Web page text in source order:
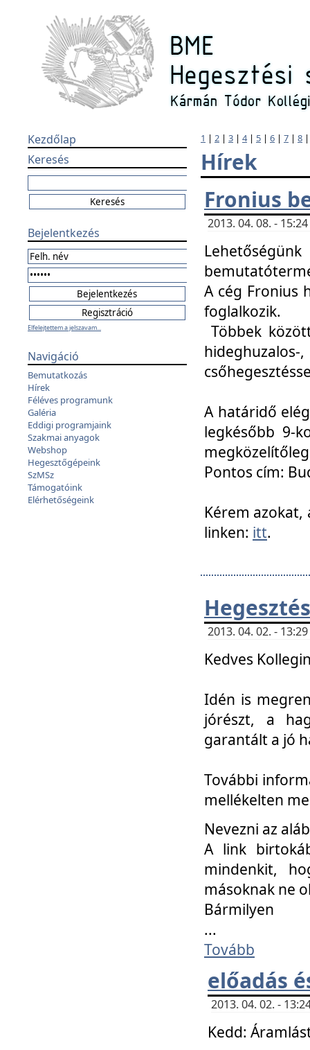
Kezdőlap
Keresés
Bejelentkezés
Elfelejtettem a jelszavam...
Navigáció
Bemutatkozás
Hírek
Féléves programunk
Galéria
Eddigi programjaink
Szakmai anyagok
Webshop
Hegesztőgépeink
SzMSz
Támogatóink
Elérhetőségeink
1 | 2 | 3 | 4| 5 | 6 | 7 | 8
Hírek
Fronius
2013. 04. 08. -
A cég Fronius
foglalkozik.
Többek
A határidő
legkésőbb 9-
Pontos cím:
Kérem azokat,
linken: itt.
2013. 04. 02. -
Kedves
Idén is
jórészt, a
garantált a jó
További
mellékelten
Nevezni az
A link
mindenkit,
másoknak ne
Bármilyen
...
Tovább
előadás
2013. 04. 02. -
Kedd: